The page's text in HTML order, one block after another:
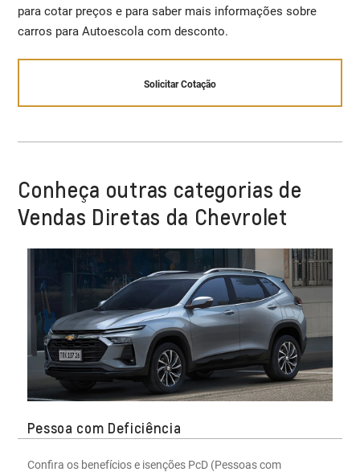
para cotar preços e para saber mais informações sobre
carros para Autoescola com desconto.
Solicitar Cotação
Conheça outras categorias de
Vendas Diretas da Chevrolet
Pessoa com Deficiência
Confira os benefícios e isenções PcD (Pessoas com